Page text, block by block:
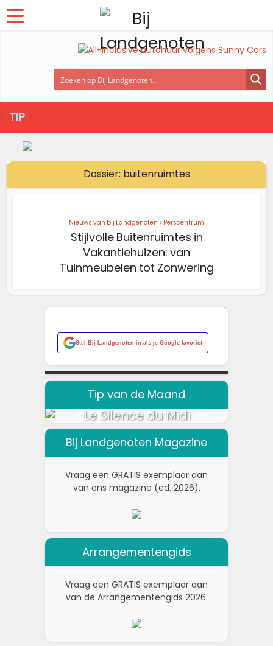
TIP
Dossier: buitenruimtes
Nieuws van bij Landgenoten > Perscentrum
Stijlvolle Buitenruimtes in
Vakantiehuizen: van
Tuinmeubelen tot Zonwering
Stel Bij Landgenoten in als je Google-favoriet
Tip van de Maand
Le Silence du Midi
Bij Landgenoten Magazine
Vraag een GRATIS exemplaar aan
van ons magazine (ed. 2026).
Arrangementengids
Vraag een GRATIS exemplaar aan
van de Arrangementengids 2026.